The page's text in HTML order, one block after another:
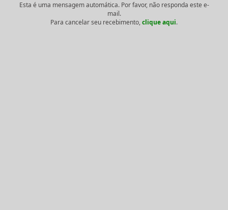
Esta é uma mensagem automática. Por favor, não responda este e-
mail.
Para cancelar seu recebimento,clique aqui.